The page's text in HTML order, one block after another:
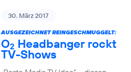
30. März 2017
AUSGEZEICHNET REINGESCHMUGGELT:
O2 Headbanger rockt
TV-Shows